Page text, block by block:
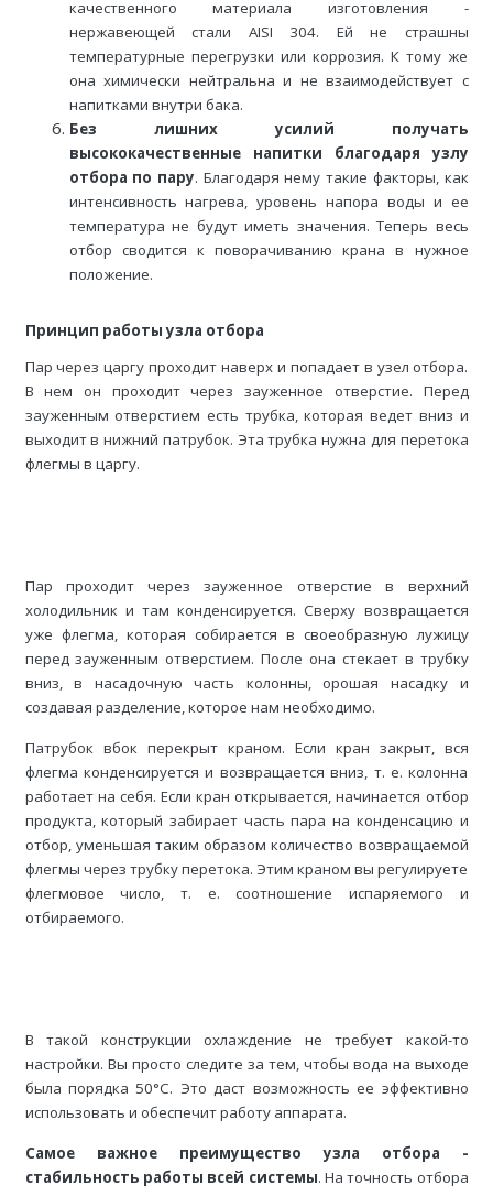
качественного материала изготовления -
нержавеющей стали AISI 304. Ей не страшны
температурные перегрузки или коррозия. К тому же
она химически нейтральна и не взаимодействует с
напитками внутри бака.
Без лишних усилий получать
высококачественные напитки благодаря узлу
отбора по пару. Благодаря нему такие факторы, как
интенсивность нагрева, уровень напора воды и ее
температура не будут иметь значения. Теперь весь
отбор сводится к поворачиванию крана в нужное
положение.
Принцип работы узла отбора
Пар через царгу проходит наверх и попадает в узел отбора.
В нем он проходит через зауженное отверстие. Перед
зауженным отверстием есть трубка, которая ведет вниз и
выходит в нижний патрубок. Эта трубка нужна для перетока
флегмы в царгу.
Пар проходит через зауженное отверстие в верхний
холодильник и там конденсируется. Сверху возвращается
уже флегма, которая собирается в своеобразную лужицу
перед зауженным отверстием. После она стекает в трубку
вниз, в насадочную часть колонны, орошая насадку и
создавая разделение, которое нам необходимо.
Патрубок вбок перекрыт краном. Если кран закрыт, вся
флегма конденсируется и возвращается вниз, т. е. колонна
работает на себя. Если кран открывается, начинается отбор
продукта, который забирает часть пара на конденсацию и
отбор, уменьшая таким образом количество возвращаемой
флегмы через трубку перетока. Этим краном вы регулируете
флегмовое число, т. е. соотношение испаряемого и
отбираемого.
В такой конструкции охлаждение не требует какой-то
настройки. Вы просто следите за тем, чтобы вода на выходе
была порядка 50°С. Это даст возможность ее эффективно
использовать и обеспечит работу аппарата.
Самое важное преимущество узла отбора -
стабильность работы всей системы. На точность отбора